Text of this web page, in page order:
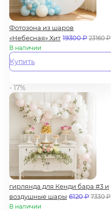
Фотозона из шаров
«Небесная» Хит 19300₽ 23160₽
В наличии
Купить
- 17%
гирлянда для Кенди бара #3 и
воздушные шары 6120₽ 7330₽
В наличии